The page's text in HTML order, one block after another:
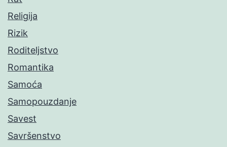
Religija
Rizik
Roditeljstvo
Romantika
Samoća
Samopouzdanje
Savest
Savršenstvo